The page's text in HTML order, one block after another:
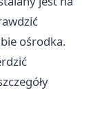
ośrodka.